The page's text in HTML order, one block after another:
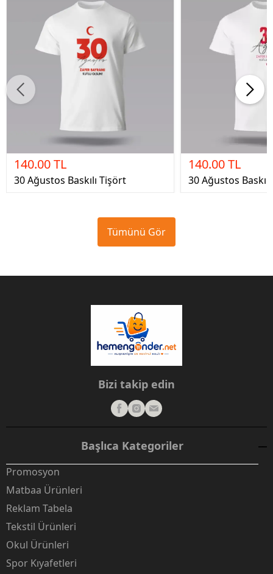
140.00 TL
30 Ağustos Baskılı Tişört
140.00 TL
30 Ağustos
Tümünü Gör
Bizi takip edin
Başlıca Kategoriler
Promosyon
Matbaa Ürünleri
Reklam Tabela
Tekstil Ürünleri
Okul Ürünleri
Spor Kıyafetleri